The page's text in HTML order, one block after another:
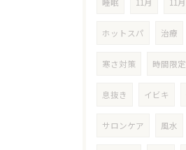
睡眠 11月 11
ホットスパ 治療
寒さ対策 時間限定
息抜き イビキ
サロンケア 風水